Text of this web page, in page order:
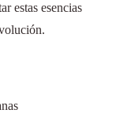
estas esencias